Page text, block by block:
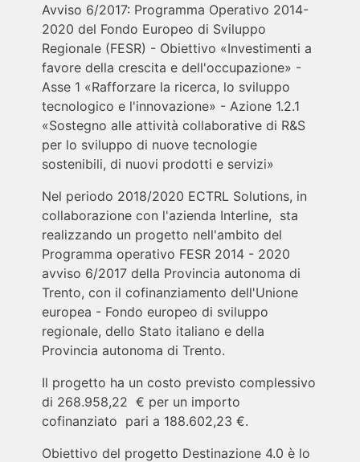
Avviso 6/2017: Programma Operativo 2014-
2020 del Fondo Europeo di Sviluppo
Regionale (FESR) - Obiettivo «Investimenti a
favore della crescita e dell'occupazione» -
Asse 1 «Rafforzare la ricerca, lo sviluppo
tecnologico e l'innovazione» - Azione 1.2.1
«Sostegno alle attività collaborative di R&S
per lo sviluppo di nuove tecnologie
sostenibili, di nuovi prodotti e servizi»
Nel periodo 2018/2020 ECTRL Solutions, in
collaborazione con l'azienda Interline, sta
realizzando un progetto nell'ambito del
Programma operativo FESR 2014 - 2020
avviso 6/2017 della Provincia autonoma di
Trento, con il cofinanziamento dell'Unione
europea - Fondo europeo di sviluppo
regionale, dello Stato italiano e della
Provincia autonoma di Trento.
Il progetto ha un costo previsto complessivo
di 268.958,22 € per un importo
cofinanziato pari a 188.602,23 €.
Obiettivo del progetto Destinazione 4.0 è lo